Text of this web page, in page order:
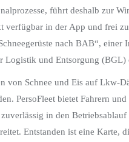
führt deshalb zur
verfügbar in der App und frei
nach BAB“,
Logistik und Entsorgung (BGL)
von Schnee und Eis auf Lkw-
PersoFleet bietet Fahrern
in den
Entstanden ist eine Karte,